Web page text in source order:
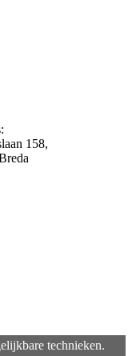
158,
technieken.